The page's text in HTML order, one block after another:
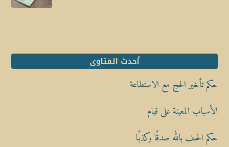
أحدث الفتاوى
حكم تأخير الحج مع الاستطاعة
الأسباب المعينة على قيام
حكم الحلف بالله صدقًا وكذبًا